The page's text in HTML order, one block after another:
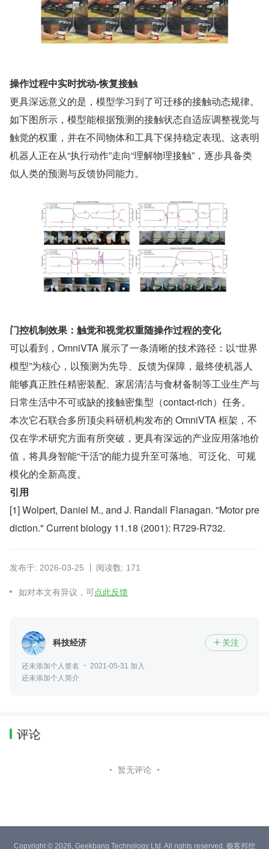
操作过程中实时扰动-恢复接触
更具深远意义的是，模型学习到了可迁移的接触动态规律。
如下图所示，模型能根据预测的接触状态自适应调整视觉与
触觉的权重，并在不同物体和工具下保持稳定表现。这表明
机器人正在从“执行动作”走向“理解物理接触”，逐步具备类
似人类的预测与反馈协同能力。
门控机制效果：触觉和视觉权重随操作过程的变化
可以看到，OmniVTA 展示了一条清晰的技术路径：以“世界
模型”为核心，以预测为先导、反馈为保障，最终使机器人
能够真正胜任精密装配、家居清洁与食材备制等工业生产与
日常生活中不可或缺的接触密集型（contact-rich）任务。
本次它石联合多所顶尖科研机构发布的 OmniVTA 框架，不
仅在学术研究方面有所突破，更具有深远的产业应用落地价
值，将具身智能“干活”的能力提升至可落地、可泛化、可规
模化的全新高度。
引用
[1] Wolpert, Daniel M., and J. Randall Flanagan. "Motor pre
diction." Current biology 11.18 (2001): R729-R732.
发布于: 2026-03-25 阅读数: 171
如对本文有异议，可点此反馈
科技经济  关注
还未添加个人签名
2021-05-31 加入
还未添加个人简介
评论
暂无评论
Copyright © 2026, Geekbang Technology Ltd. All rights reserved. 极客邦控